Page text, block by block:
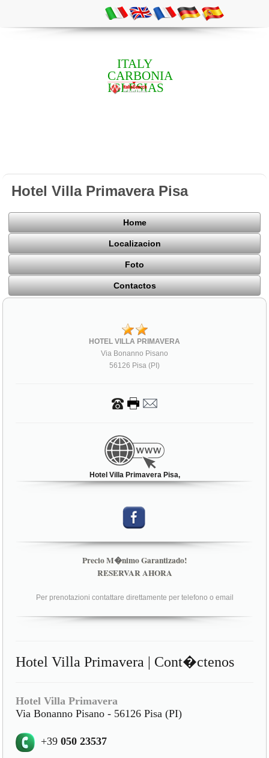
ITALY
CARBONIA
IGLESIAS
Hotel Villa Primavera Pisa
Home
Localizacion
Foto
Contactos
HOTEL VILLA PRIMAVERA
Via Bonanno Pisano
56126 Pisa (PI)
Hotel Villa Primavera Pisa,
Precio M�nimo Garantizado!
RESERVAR AHORA
Per prenotazioni contattare direttamente per telefono o email
Hotel Villa Primavera | Cont�ctenos
Hotel Villa Primavera
Via Bonanno Pisano - 56126 Pisa (PI)
+39050 23537